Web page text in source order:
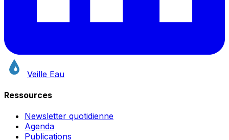
Veille Eau
Ressources
Newsletter quotidienne
Agenda
Publications